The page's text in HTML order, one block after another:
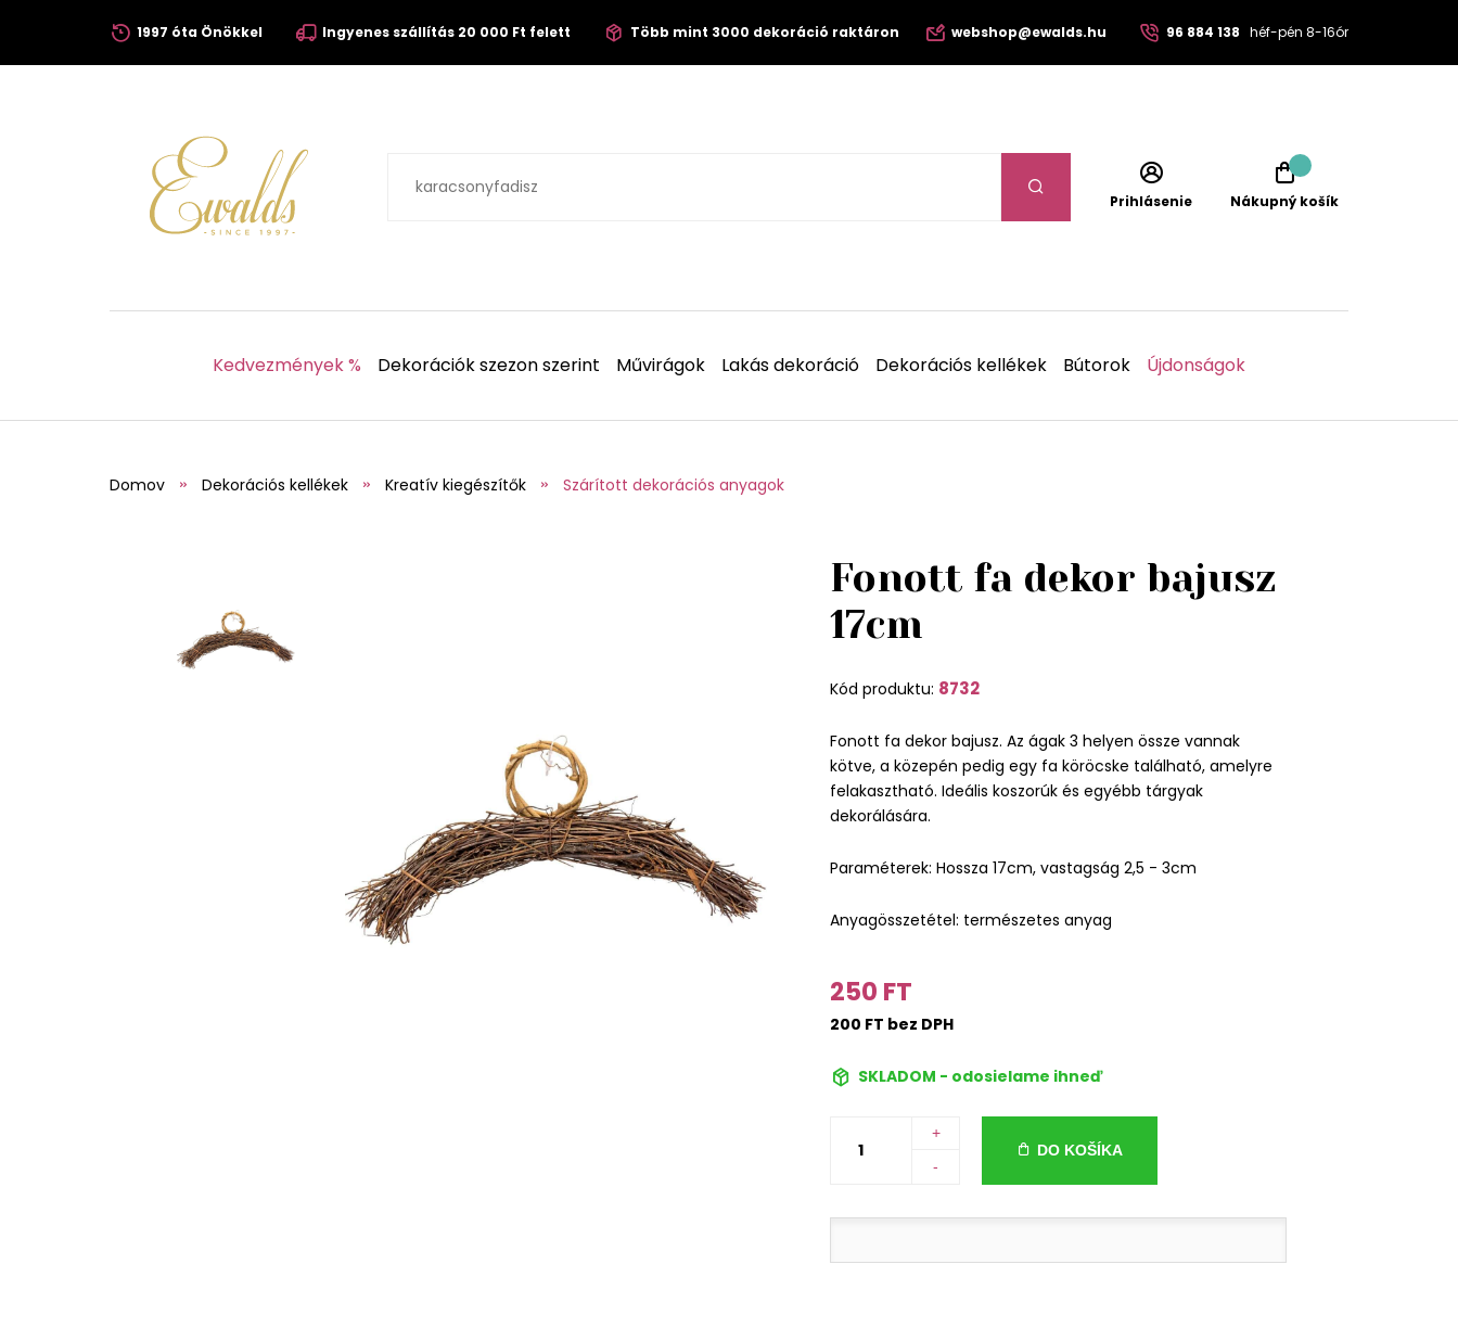
1997 óta Önökkel Ingyenes szállítás 20 000 Ft felett Több mint 3000 dekoráció raktáron webshop@ewalds.hu 96 884 138 héf-pén 8-16ór
Prihlásenie Nákupný košík
Kedvezmények % Dekorációk szezon szerint Művirágok Lakás dekoráció Dekorációs kellékek Bútorok Újdonságok
Domov Dekorációs kellékek Kreatív kiegészítők Szárított dekorációs anyagok
Fonott fa dekor bajusz
17cm
Kód produktu: 8732
Fonott fa dekor bajusz. Az ágak 3 helyen össze vannak
kötve, a közepén pedig egy fa köröcske található, amelyre
felakasztható. Ideális koszorúk és egyébb tárgyak
dekorálására.
Paraméterek: Hossza 17cm, vastagság 2,5 - 3cm
Anyagösszetétel: természetes anyag
250 FT
200 FT bez DPH
SKLADOM - odosielame ihneď
+
-
DO KOŠÍKA